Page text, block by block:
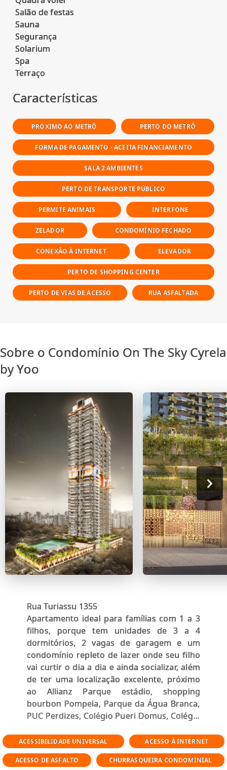
Salão de festas
Sauna
Segurança
Solarium
Spa
Características
PRÓXIMO AO METRÔ PERTO DO METRÔ
FORMA DE PAGAMENTO - ACEITA FINANCIAMENTO
SALA 2 AMBIENTES
PERTO DE TRANSPORTE PÚBLICO
PERMITE ANIMAIS INTERFONE
ZELADOR CONDOMÍNIO FECHADO
CONEXÃO À INTERNET ELEVADOR
PERTO DE SHOPPING CENTER
PERTO DE VIAS DE ACESSO RUA ASFALTADA
Sobre o Condomínio On The Sky Cyrela
by Yoo
Rua Turiassu 1355
Apartamento ideal para famílias com 1 a 3
filhos, porque tem unidades de 3 a 4
dormitórios, 2 vagas de garagem e um
condomínio repleto de lazer onde seu filho
vai curtir o dia a dia e ainda socializar, além
de ter uma localização excelente, próximo
ao Allianz Parque estádio, shopping
bourbon Pompeia, Parque da Água Branca,
PUC Perdizes, Colégio Pueri Domus, Colégio
Supermercados pão de açúcar, SESC
Pompeia e muito mais
ACESSIBILIDADE UNIVERSAL ACESSO À INTERNET
ACESSO DE ASFALTO CHURRASQUEIRA CONDOMINIAL